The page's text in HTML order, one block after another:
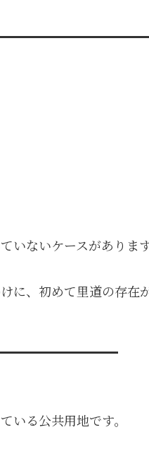
いないケースがあります
、初めて里道の存在
いる公共用地です。